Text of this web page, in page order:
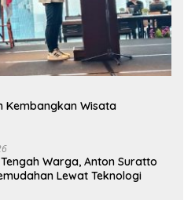
Kembangkan Wisata
Warga, Anton Suratto
Lewat Teknologi